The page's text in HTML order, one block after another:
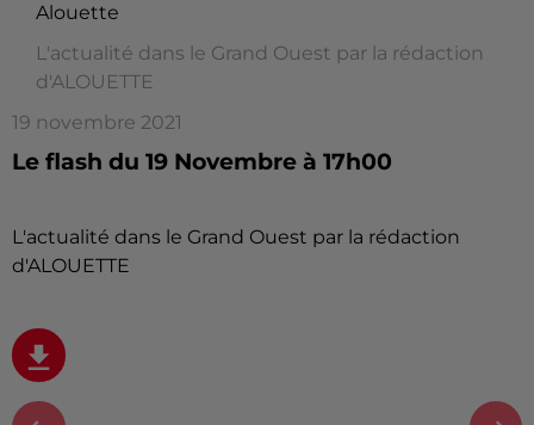
Alouette
L'actualité dans le Grand Ouest par la rédaction
d'ALOUETTE
19 novembre 2021
Le flash du 19 Novembre à 17h00
L'actualité dans le Grand Ouest par la rédaction
d'ALOUETTE